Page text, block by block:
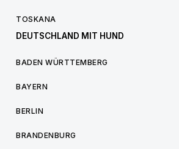
TOSKANA
DEUTSCHLAND MIT HUND
BADEN WÜRTTEMBERG
BAYERN
BERLIN
BRANDENBURG